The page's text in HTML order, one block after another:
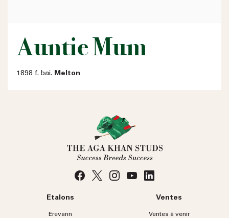
Auntie Mum
1898 f. bai. Melton
Etalons
Erevann
Ventes
Ventes à venir